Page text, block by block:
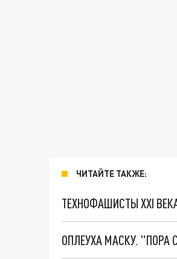
ЧИТАЙТЕ ТАКЖЕ:
ТЕХНОФАШИСТЫ XXI
ОПЛЕУХА МАСКУ. "ПОРА